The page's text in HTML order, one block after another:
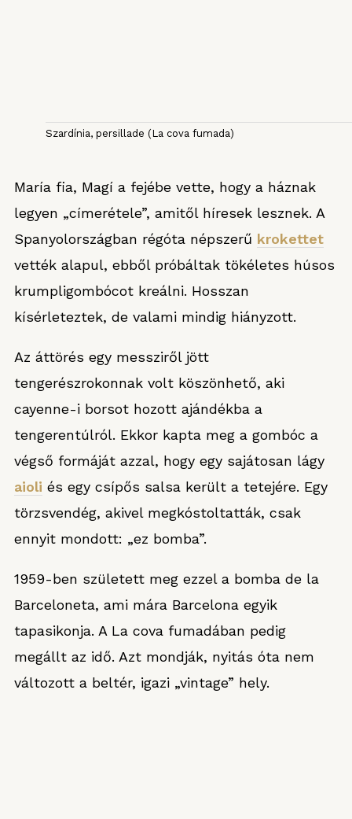
Szardínia, persillade (La cova fumada)
María fia, Magí a fejébe vette, hogy a háznak
legyen „címerétele”, amitől híresek lesznek. A
Spanyolországban régóta népszerű krokettet
vették alapul, ebből próbáltak tökéletes húsos
krumpligombócot kreálni. Hosszan
kísérleteztek, de valami mindig hiányzott.
Az áttörés egy messziről jött
tengerészrokonnak volt köszönhető, aki
cayenne-i borsot hozott ajándékba a
tengerentúlról. Ekkor kapta meg a gombóc a
végső formáját azzal, hogy egy sajátosan lágy
aioli és egy csípős salsa került a tetejére. Egy
törzsvendég, akivel megkóstoltatták, csak
ennyit mondott: „ez bomba”.
1959-ben született meg ezzel a bomba de la
Barceloneta, ami mára Barcelona egyik
tapasikonja. A La cova fumadában pedig
megállt az idő. Azt mondják, nyitás óta nem
változott a beltér, igazi „vintage” hely.